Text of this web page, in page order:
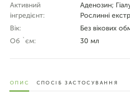
Активний
інгредієнт:
Аденозин;
Рослинні
Вік:
Без вікових
Об `єм:
30 мл
ОПИС СПОСІБ ЗАСТОСУВАННЯ